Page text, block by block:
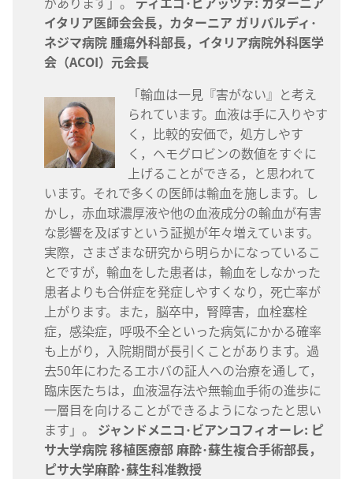
イタリア医師会会長，カターニア ガリバルディ･
ネジマ病院 腫瘍外科部長，イタリア病院外科医学
会（ACOI）元会長
「輸血は一見『害がない』と考え
られています。血液は手に入りやす
く，比較的安価で，処方しやす
く，ヘモグロビンの数値をすぐに
上げることができる，と思われて
います。それで多くの医師は輸血を施します。し
かし，赤血球濃厚液や他の血液成分の輸血が有害
な影響を及ぼすという証拠が年々増えています。
実際，さまざまな研究から明らかになっているこ
とですが，輸血をした患者は，輸血をしなかった
患者よりも合併症を発症しやすくなり，死亡率が
上がります。また，脳卒中，腎障害，血栓塞栓
症，感染症，呼吸不全といった病気にかかる確率
も上がり，入院期間が長引くことがあります。過
去50年にわたるエホバの証人への治療を通して，
臨床医たちは，血液温存法や無輸血手術の進歩に
一層目を向けることができるようになったと思い
ます」。 ジャンドメニコ･ビアンコフィオーレ: ピ
サ大学病院 移植医療部 麻酔･蘇生複合手術部長，
ピサ大学麻酔･蘇生科准教授